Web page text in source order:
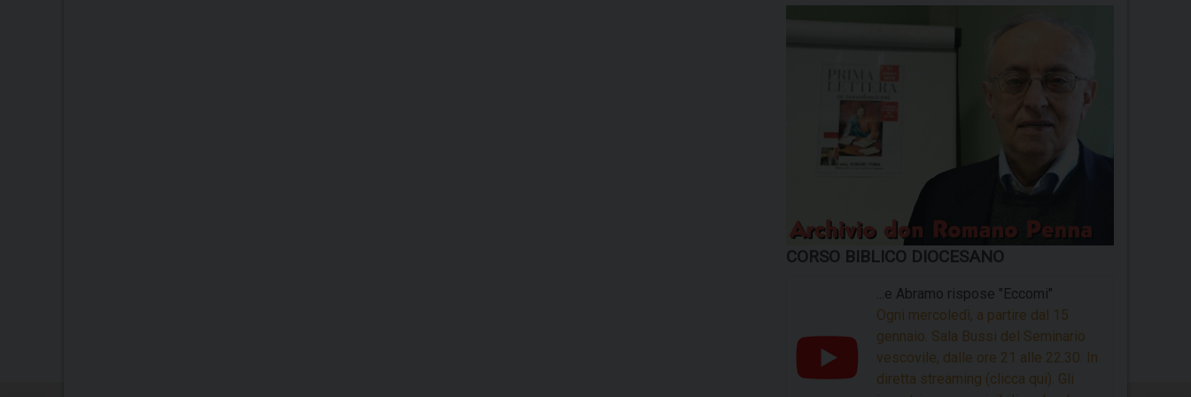
CORSO BIBLICO DIOCESANO
...e Abramo rispose "Eccomi"
Ogni mercoledì, a partire dal 15
gennaio. Sala Bussi del Seminario
vescovile, dalle ore 21 alle 22.30. In
diretta streaming (clicca qui). Gli